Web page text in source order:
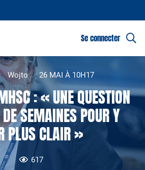
Se connecter
Wojto 26 MAI À 10H17
: « UNE QUESTION
SEMAINES POUR Y
PLUS CLAIR »
617